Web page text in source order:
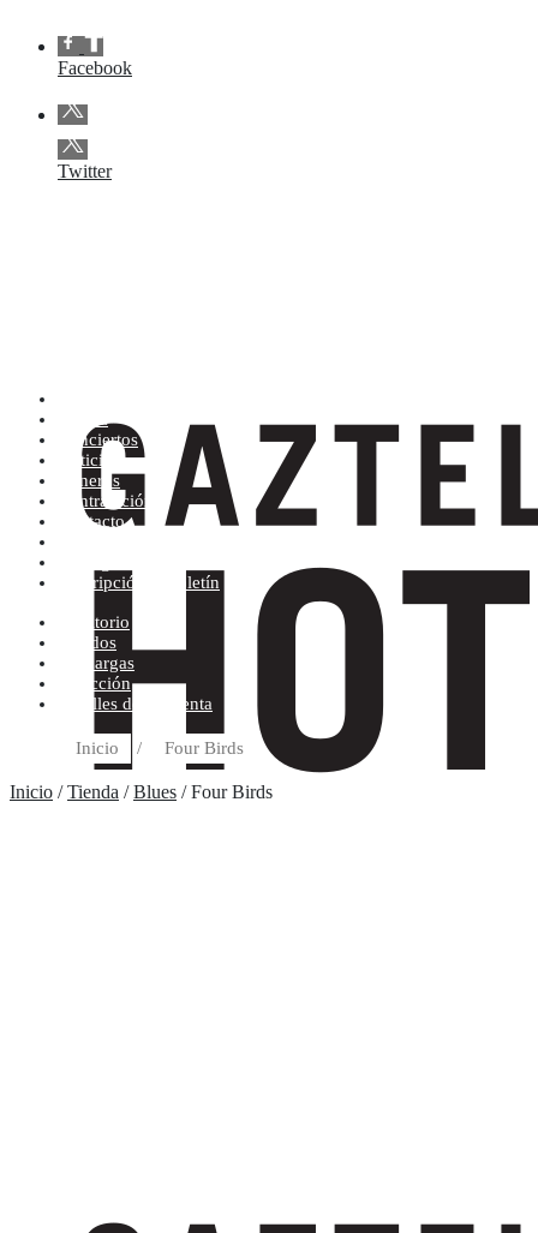
Facebook
Twitter
Tienda
Conciertos
Noticias
Géneros
Contratación
Contacto
Suscripción al boletín
Escritorio
Pedidos
Descargas
Dirección
Detalles de la cuenta
Inicio / Four Birds
Inicio /Tienda /Blues / Four Birds